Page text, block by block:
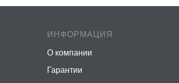
ИНФОРМАЦИЯ
О компании
Гарантии